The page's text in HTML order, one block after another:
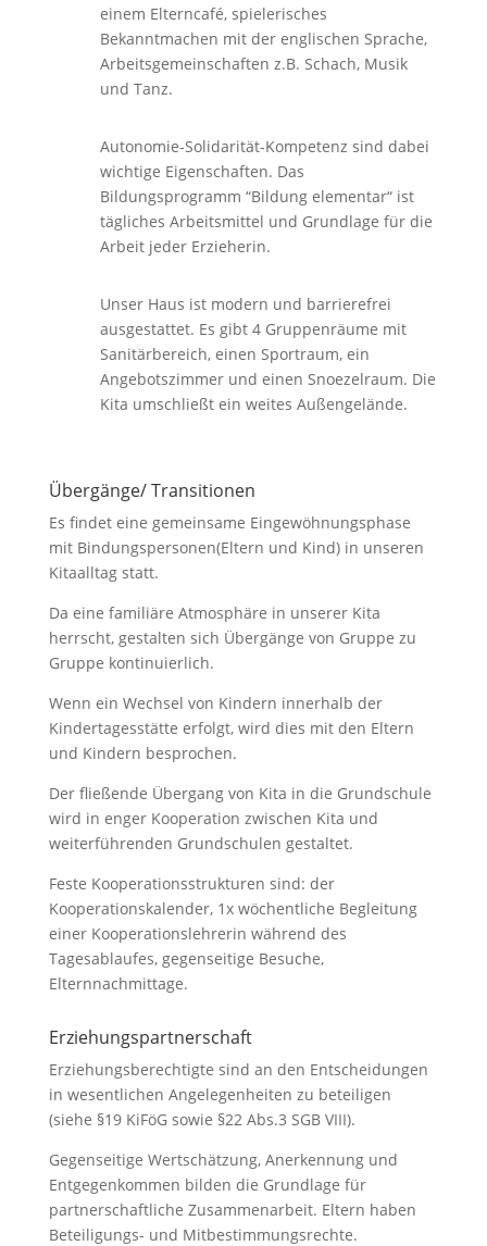
einem Elterncafé, spielerisches
Bekanntmachen mit der englischen Sprache,
Arbeitsgemeinschaften z.B. Schach, Musik
und Tanz.
Autonomie-Solidarität-Kompetenz sind dabei
wichtige Eigenschaften. Das
Bildungsprogramm “Bildung elementar“ ist
tägliches Arbeitsmittel und Grundlage für die
Arbeit jeder Erzieherin.
Unser Haus ist modern und barrierefrei
ausgestattet. Es gibt 4 Gruppenräume mit
Sanitärbereich, einen Sportraum, ein
Angebotszimmer und einen Snoezelraum. Die
Kita umschließt ein weites Außengelände.
Übergänge/ Transitionen
Es findet eine gemeinsame Eingewöhnungsphase
mit Bindungspersonen(Eltern und Kind) in unseren
Kitaalltag statt.
Da eine familiäre Atmosphäre in unserer Kita
herrscht, gestalten sich Übergänge von Gruppe zu
Gruppe kontinuierlich.
Wenn ein Wechsel von Kindern innerhalb der
Kindertagesstätte erfolgt, wird dies mit den Eltern
und Kindern besprochen.
Der fließende Übergang von Kita in die Grundschule
wird in enger Kooperation zwischen Kita und
weiterführenden Grundschulen gestaltet.
Feste Kooperationsstrukturen sind: der
Kooperationskalender, 1x wöchentliche Begleitung
einer Kooperationslehrerin während des
Tagesablaufes, gegenseitige Besuche,
Elternnachmittage.
Erziehungspartnerschaft
Erziehungsberechtigte sind an den Entscheidungen
in wesentlichen Angelegenheiten zu beteiligen
(siehe §19 KiFöG sowie §22 Abs.3 SGB VIII).
Gegenseitige Wertschätzung, Anerkennung und
Entgegenkommen bilden die Grundlage für
partnerschaftliche Zusammenarbeit. Eltern haben
Beteiligungs- und Mitbestimmungsrechte.